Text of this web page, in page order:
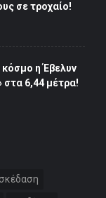
σε τροχαίο!
η Έβελυν
6,44 μέτρα!